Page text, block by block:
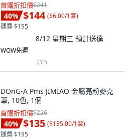
首購折扣價$241
40% $144 ($6.00/1套)
運費 $195
8/12 星期三 預計送達
WOW免運
(32)
DOnG-A Pms JIMIAO 金屬亮粉麥克
筆, 10色, 1個
首購折扣價$226
40% $135 ($135.00/1套)
運費 $195